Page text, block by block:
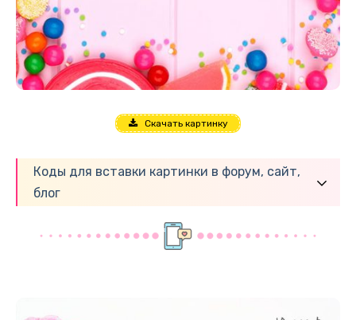
Скачать картинку
Коды для вставки картинки в форум, сайт,
блог